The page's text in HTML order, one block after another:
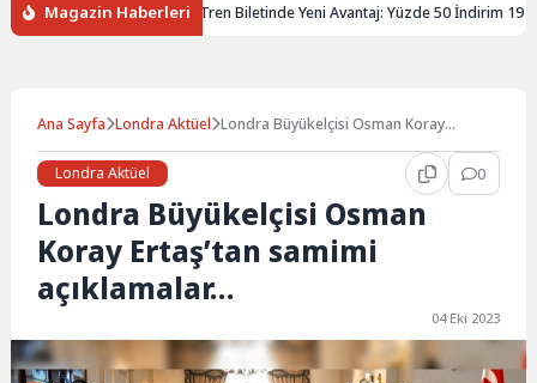
Magazin Haberleri
İngiltere’de Gençlere Tren Biletinde Yeni Avantaj: Yüzde 50 İndirim 19
Ana Sayfa Londra Aktüel Londra Büyükelçisi Osman Koray
Londra Aktüel
0
Londra Büyükelçisi Osman
Koray Ertaş’tan samimi
açıklamalar…
04 Eki 2023